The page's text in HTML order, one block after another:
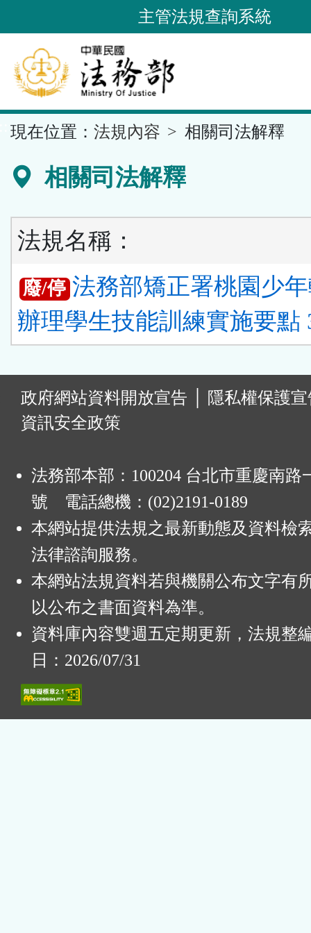
到
要
內
容
區
主管法規查詢系統
現在位置： 法規內容 相關司法解釋
相關司法解釋
法規名稱：
廢/停 法務部矯正署桃園少
辦理學生技能訓練實施要點
政府網站資料開放宣告
隱私權保護
資訊安全政策
法務部本部：100204 台北市重慶南路
號 電話總機：(02)2191-0189
本網站提供法規之最新動態及資料檢
法律諮詢服務。
本網站法規資料若與機關公布文字有
以公布之書面資料為準。
資料庫內容雙週五定期更新，法規整
日：2026/07/31